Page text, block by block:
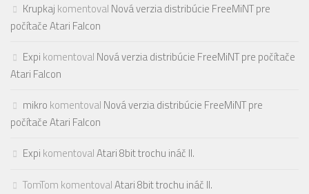
Krupkaj komentoval Nová verzia distribúcie FreeMiNT pre
počítače Atari Falcon
Expi komentoval Nová verzia distribúcie FreeMiNT pre počítače
Atari Falcon
mikro komentoval Nová verzia distribúcie FreeMiNT pre
počítače Atari Falcon
Expi komentovalAtari 8bit trochu ináč II.
TomTom komentovalAtari 8bit trochu ináč II.